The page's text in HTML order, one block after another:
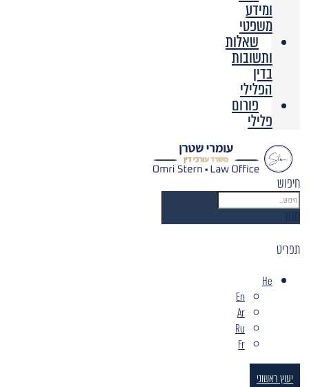
ומידע
משפטי
שאלות
ותשובות
בדין
הפלילי
פורום
פלילי
חיפוש
תפריט
He
En
Ar
Ru
Fr
יעוץ ראשוני